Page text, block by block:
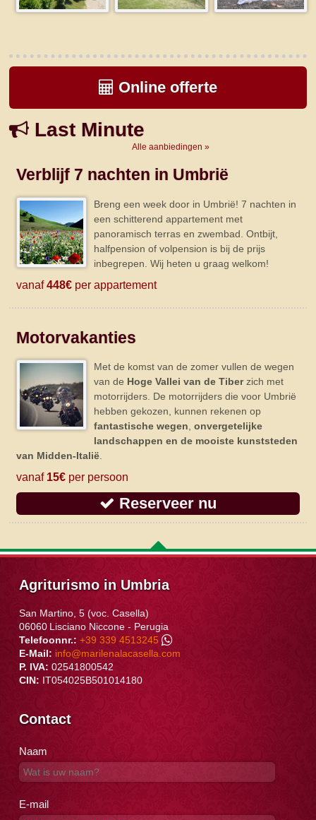
Online offerte
Last Minute
Alle aanbiedingen »
Verblijf 7 nachten in Umbrië
Breng een week door in Umbrië! 7 nachten in
een schitterend appartement met
panoramisch terras en zwembad. Ontbijt,
halfpension of volpension is bij de prijs
inbegrepen. Wij heten u graag welkom!
vanaf448€ per appartement
Motorvakanties
Met de komst van de zomer vullen de wegen
van de Hoge Vallei van de Tiberzich met
motorrijders. De motorrijders die voor Umbrië
hebben gekozen, kunnen rekenen op
fantastische wegen ,onvergetelijke
landschappen en de mooiste kunststeden
van Midden-Italië
vanaf 15€ per persoon
Reserveer nu
Agriturismo in Umbria
San Martino, 5 (voc. Casella)
06060 Lisciano Niccone- Perugia
Telefoonnr.: +39 339 4513245
E-Mail: info@marilenalacasella.com
P. IVA: 02541800542
CIN: IT054025B501014180
Contact
Naam
E-mail